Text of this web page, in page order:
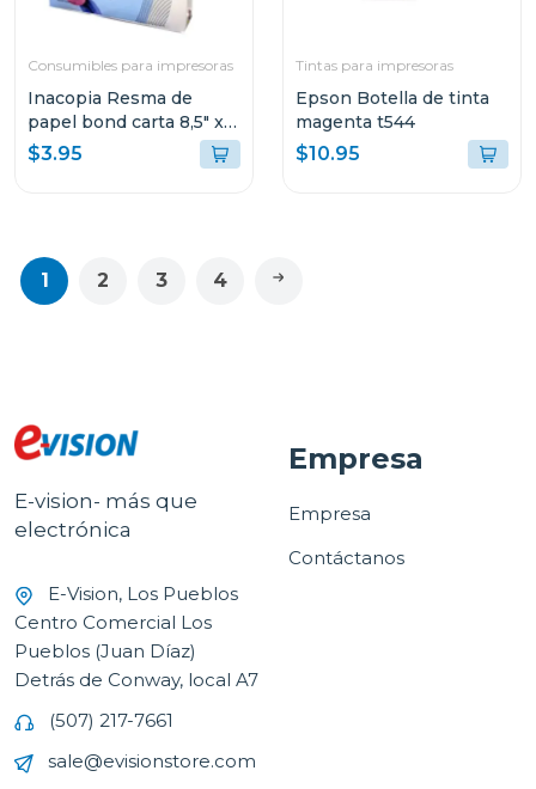
Consumibles para impresoras
Inacopia Resma de
papel bond carta 8,5" x
11" elite 75 500 hojas 20
lb
$3.95
Tintas para impresoras
Epson Botella de tinta
magenta t544
$10.95
1 2 3 4
E-vision- más que
electrónica
E-Vision, Los Pueblos
Centro Comercial Los
Pueblos (Juan Díaz)
Detrás de Conway, local A7
(507) 217-7661
sale@evisionstore.com
Empresa
Empresa
Contáctanos